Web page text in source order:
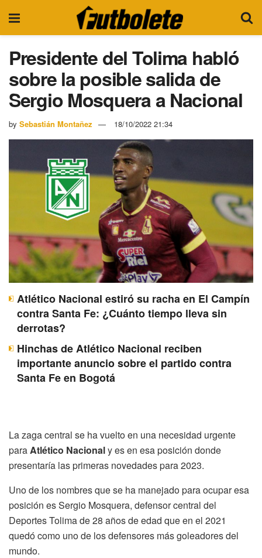
Presidente del Tolima habló
sobre la posible salida de
Sergio Mosquera a Nacional
by Sebastián Montañez 18/10/2022 21:34
Atlético Nacional estiró su racha en El Campín
contra Santa Fe: ¿Cuánto tiempo lleva sin
derrotas?
Hinchas de Atlético Nacional reciben
importante anuncio sobre el partido contra
Santa Fe en Bogotá
La zaga central se ha vuelto en una necesidad urgente
paraAtlético Nacionaly es en esa posición donde
presentaría las primeras novedades para 2023.
Uno de los nombres que se ha manejado para ocupar esa
posición es Sergio Mosquera, defensor central del
Deportes Tolima de 28 años de edad que en el 2021
quedó como uno de los defensores más goleadores del
mundo.